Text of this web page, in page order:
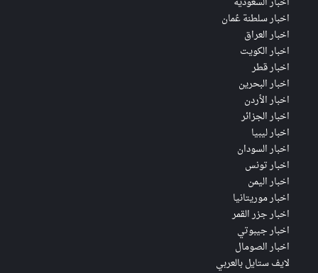
اخبار سلطنة عُمان
اخبار العراق
اخبار الكويت
اخبار قطر
اخبار البحرين
اخبار الأردن
اخبار الجزائر
اخبار ليبيا
اخبار السودان
اخبار تونس
اخبار اليمن
اخبار موريتانيا
اخبار جزر القمر
اخبار جيبوتي
اخبار الصومال
لايف ستايل بالعربي